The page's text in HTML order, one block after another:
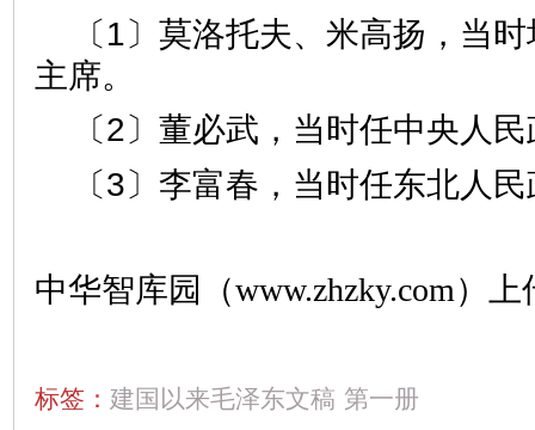
〔1〕莫洛托夫、米高扬，当
主席。
〔2〕董必武，当时任中央人
〔3〕李富春，当时任东北人
中华智库园（www.zhzky.com）上
标签： 建国以来毛泽东文稿 第一册